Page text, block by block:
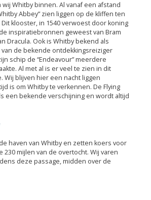
Whitby binnen. Al vanaf een afstand
Abbey” zien liggen op de kliffen ten
klooster, in 1540 verwoest door koning
inspiratiebronnen geweest van Bram
Dracula. Ook is Whitby bekend als
de bekende ontdekkingsreiziger
schip de “Endeavour” meerdere
Al met al is er veel te zien in dit
Wij blijven hier een nacht liggen
is om Whitby te verkennen. De Flying
een bekende verschijning en wordt altijd
haven van Whitby en zetten koers voor
230 mijlen van de overtocht. Wij varen
deze passage, midden over de